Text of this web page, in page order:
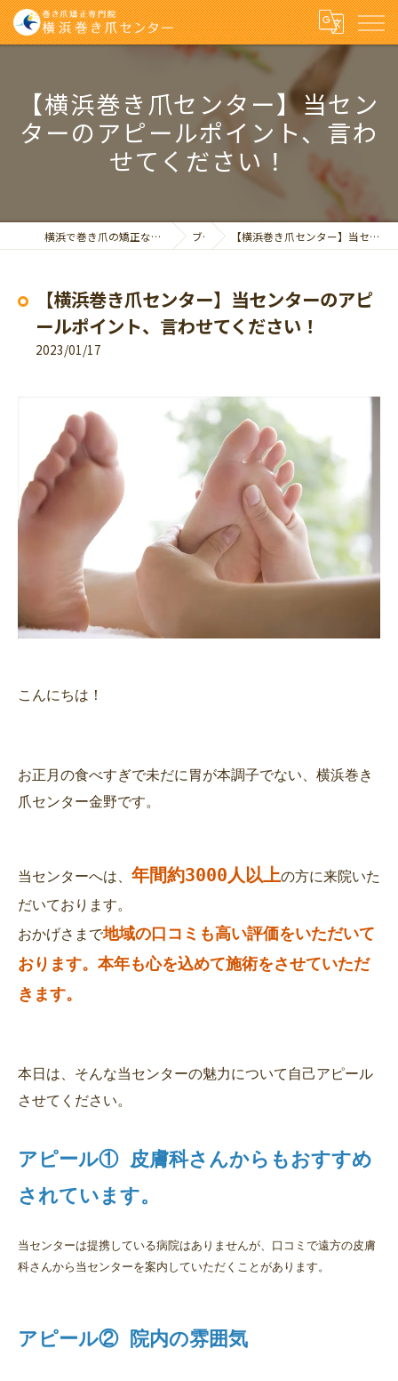
【横浜巻き爪センター】当セン
ターのアピールポイント、言わ
せてください！
横浜で巻き爪の矯正なら巻き爪矯正専門院 横浜巻き爪センター ブログ 【横浜巻き爪センター】当センターのアピールポイント、言わせてください！
【横浜巻き爪センター】当センターのアピ
ールポイント、言わせてください！
2023/01/17
こんにちは！
お正月の食べすぎで未だに胃が本調子でない、横浜巻き
当センターへは、 年間約3000人以上の方に来院いた
だいております。
おかげさまで地域の口コミも高い評価をいただいて
おります。本年も心を込めて施術をさせていただ
本日は、そんな当センターの魅力について自己アピール
させてください。
アピール① 皮膚科さんからもおすすめ
されています。
当センターは提携している病院はありませんが、口コミで遠方の皮膚
科さんから当センターを案内していただくことがあります。
アピール② 院内の雰囲気